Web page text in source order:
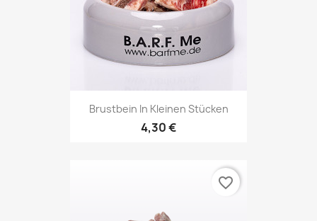
Brustbein In Kleinen Stücken
4,30 €
favorite_border